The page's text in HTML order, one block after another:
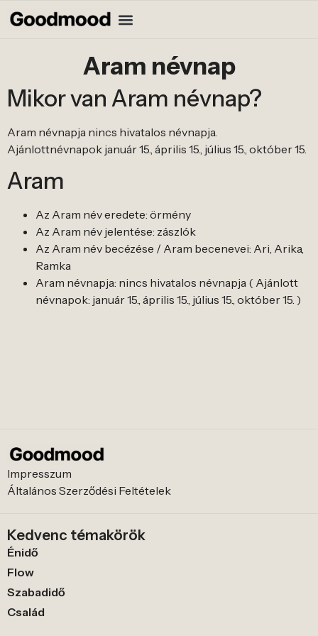
Aram névnap
Mikor van Aram névnap?
Aram névnapja nincs hivatalos névnapja.
Ajánlottnévnapok január 15., április 15., július 15., október 15.
Aram
Az Aram név eredete: örmény
Az Aram név jelentése: zászlók
Az Aram név becézése / Aram becenevei: Ari, Arika,
Ramka
Aram névnapja: nincs hivatalos névnapja ( Ajánlott
névnapok: január 15., április 15., július 15., október 15. )
Impresszum
Általános Szerződési Feltételek
Kedvenc témakörök
Énidő
Flow
Szabadidő
Család